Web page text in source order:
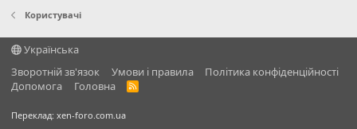
Користувачі
Українська
Зворотній зв'язок
Умови і правила
Політика конфіденційності
Дoпoмoга
Головна
R
Переклад: xen-foro.com.ua